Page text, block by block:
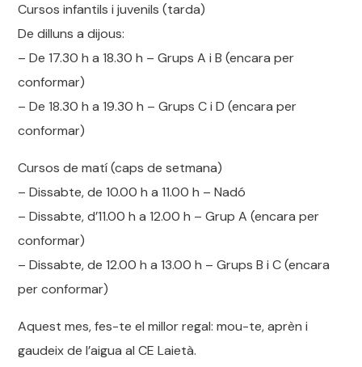
Cursos infantils i juvenils (tarda)
De dilluns a dijous:
– De 17.30 h a 18.30 h – Grups A i B (encara per
conformar)
– De 18.30 h a 19.30 h – Grups C i D (encara per
conformar)
Cursos de matí (caps de setmana)
– Dissabte, de 10.00 h a 11.00 h – Nadó
– Dissabte, d’11.00 h a 12.00 h – Grup A (encara per
conformar)
– Dissabte, de 12.00 h a 13.00 h – Grups B i C (encara
per conformar)
Aquest mes, fes-te el millor regal: mou-te, aprèn i
gaudeix de l’aigua al CE Laietà.